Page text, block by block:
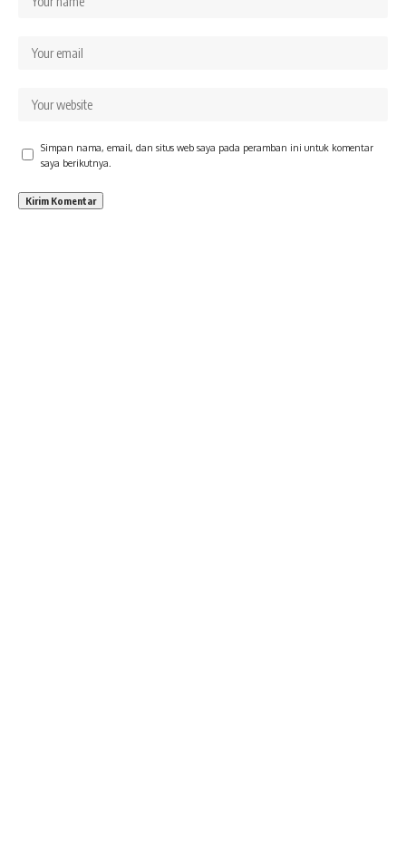
Simpan nama, email, dan situs web saya pada peramban ini untuk komentar
saya berikutnya.